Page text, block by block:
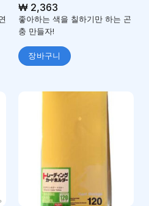
₩2,363
좋아하는 색을 칠하기만 하는 곤
충 만들자!
장바구니